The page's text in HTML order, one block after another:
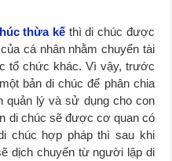
thừa kếthì di chúc được
cá nhân nhằm chuyển tài
tổ chức khác. Vì vậy, trước
bản di chúc để phân chia
quản lý và sử dụng cho con
di chúc sẽ được cơ quan có
chúc hợp pháp thì sau khi
dịch chuyến từ người lập di